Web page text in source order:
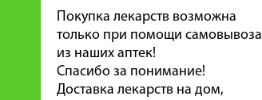
Покупка лекарств возможна
только при помощи самовывоза
из наших аптек!
Спасибо за понимание!
Доставка лекарств на дом,